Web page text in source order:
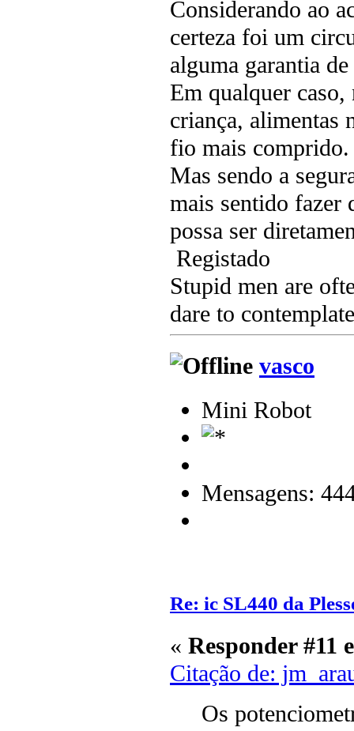
Considerando ao
certeza foi um
alguma garantia
Em qualquer
criança, alimentas
fio mais comprido.
Mas sendo a
mais sentido fazer
possa ser
Registado
Stupid men are
dare to
vasco
Mini Robot
Mensagens:
Re: ic SL440 da
« Responder #11
Citação de:
Os